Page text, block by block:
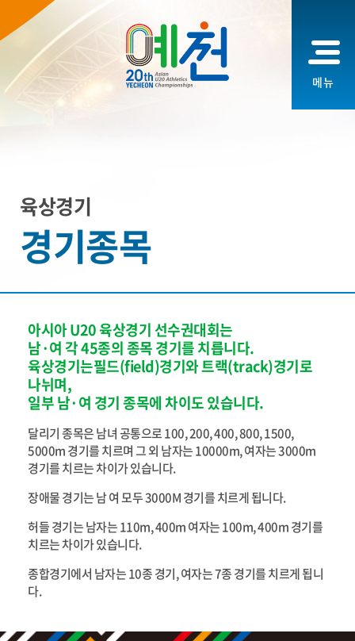
메뉴
육상경기
경기종목
아시아 U20 육상경기 선수권대회는
남·여 각 45종의 종목 경기를 치릅니다.
육상경기는필드(field)경기와 트랙(track)경기로
나뉘며,
일부 남·여 경기 종목에 차이도 있습니다.
달리기 종목은 남녀 공통으로 100, 200, 400, 800, 1500,
5000m 경기를 치르며 그 외 남자는 10000m, 여자는 3000m
경기를 치르는 차이가 있습니다.
장애물 경기는 남 여 모두 3000M 경기를 치르게 됩니다.
허들 경기는 남자는 110m, 400m 여자는 100m, 400m 경기를
치르는 차이가 있습니다.
종합경기에서 남자는 10종 경기, 여자는 7종 경기를 치르게 됩니
다.